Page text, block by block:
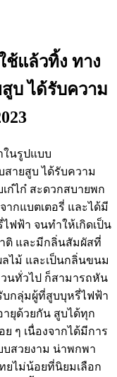
แล้วทิ้ง ทาง
บ ได้รับความ
นรูปแบบ
สายสูบ ได้รับความ
ก๋ไก๋ สะดวกสบายพก
กแบตเตอรี่ และได้มี
ฟฟ้า จนทำให้เกิดเป็น
ติ และมีกลิ่นสัมผัสที่
ไม้ และเป็นกลิ่นขนม
นทั่วไป ก็สามารถหัน
บกลุ่มผู้ที่สูบบุหรี่ไฟฟ้า
ยุด้วยกัน สูบได้ทุก
ๆ เนื่องจากได้มีการ
บสวยงาม น่าพกพา
ยไม่น้อยที่นิยมเลือก